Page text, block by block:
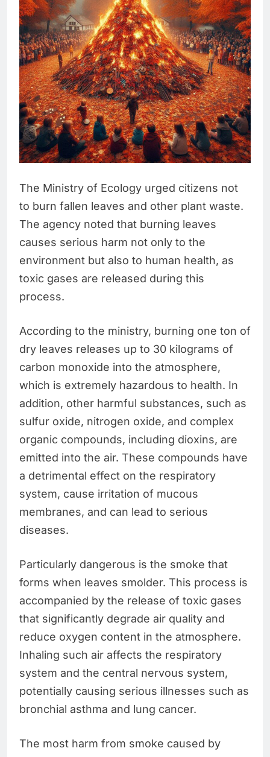
The Ministry of Ecology urged citizens not
to burn fallen leaves and other plant waste.
The agency noted that burning leaves
causes serious harm not only to the
environment but also to human health, as
toxic gases are released during this
process.
According to the ministry, burning one ton of
dry leaves releases up to 30 kilograms of
carbon monoxide into the atmosphere,
which is extremely hazardous to health. In
addition, other harmful substances, such as
sulfur oxide, nitrogen oxide, and complex
organic compounds, including dioxins, are
emitted into the air. These compounds have
a detrimental effect on the respiratory
system, cause irritation of mucous
membranes, and can lead to serious
diseases.
Particularly dangerous is the smoke that
forms when leaves smolder. This process is
accompanied by the release of toxic gases
that significantly degrade air quality and
reduce oxygen content in the atmosphere.
Inhaling such air affects the respiratory
system and the central nervous system,
potentially causing serious illnesses such as
bronchial asthma and lung cancer.
The most harm from smoke caused by